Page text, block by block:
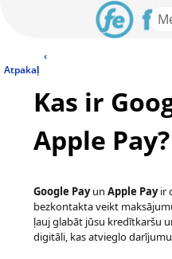
Content‹
Atpakaļ
Kas ir
Apple Pay?
Google Payun Apple Payir
bezkontakta veikt
ļauj glabāt jūsu kredītkaršu
digitāli, kas atvieglo